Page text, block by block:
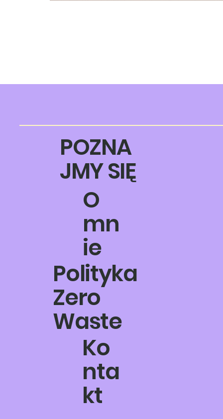
POZNA
JMY SIĘ
O
mn
ie
Polityka
Zero
Waste
Ko
nta
kt